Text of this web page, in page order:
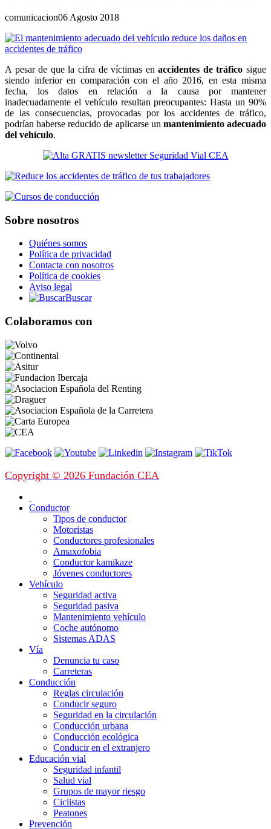
comunicacion06 Agosto 2018
A pesar de que la cifra de víctimas enaccidentes de tráfico sigue
siendo inferior en comparación con el año 2016, en esta misma
fecha, los datos en relación a la causa por mantener
inadecuadamente el vehículo resultan preocupantes: Hasta un 90%
de las consecuencias, provocadas por los accidentes de tráfico,
podrían haberse reducido de aplicarse un mantenimiento adecuado
del vehículo.
Sobre nosotros
Quiénes somos
Política de privacidad
Contacta con nosotros
Política de cookies
Aviso legal
Buscar
Colaboramos con
Copyright © 2026 Fundación CEA
Conductor
Tipos de conductor
Motoristas
Conductores profesionales
Amaxofobia
Conductor kamikaze
Jóvenes conductores
Vehículo
Seguridad activa
Seguridad pasiva
Mantenimiento vehículo
Coche autónomo
Sistemas ADAS
Vía
Denuncia tu caso
Carreteras
Conducción
Reglas circulación
Conducir seguro
Seguridad en la circulación
Conducción urbana
Conducción ecológica
Conducir en el extranjero
Educación vial
Seguridad infantil
Salud vial
Grupos de mayor riesgo
Ciclistas
Peatones
Prevención